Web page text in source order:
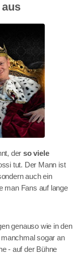
der so viele
tut. Der Mann ist
auch ein
man Fans auf lange
genauso wie in den
sogar an
- auf der Bühne